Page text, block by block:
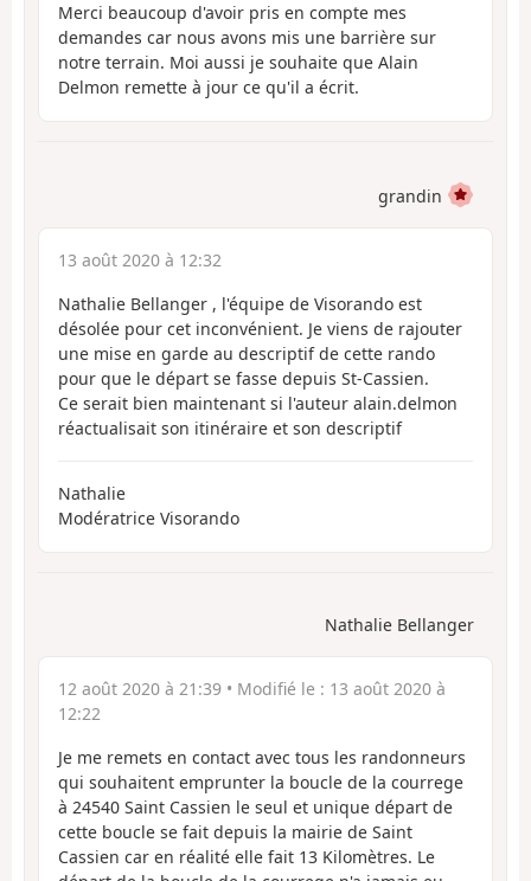
Merci beaucoup d'avoir pris en compte mes
demandes car nous avons mis une barrière sur
notre terrain. Moi aussi je souhaite que Alain
Delmon remette à jour ce qu'il a écrit.
grandin
13 août 2020 à 12:32
Nathalie Bellanger , l'équipe de Visorando est
désolée pour cet inconvénient. Je viens de rajouter
une mise en garde au descriptif de cette rando
pour que le départ se fasse depuis St-Cassien.
Ce serait bien maintenant si l'auteur alain.delmon
réactualisait son itinéraire et son descriptif
Nathalie
Modératrice Visorando
Nathalie Bellanger
12 août 2020 à 21:39 • Modifié le : 13 août 2020 à
12:22
Je me remets en contact avec tous les randonneurs
qui souhaitent emprunter la boucle de la courrege
à 24540 Saint Cassien le seul et unique départ de
cette boucle se fait depuis la mairie de Saint
Cassien car en réalité elle fait 13 Kilomètres. Le